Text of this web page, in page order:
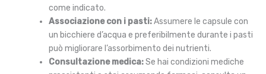
come indicato.
Associazione con i pasti:Assumere le capsule con
un bicchiere d’acqua e preferibilmente durante i pasti
può migliorare l’assorbimento dei nutrienti.
Consultazione medica:Se hai condizioni mediche